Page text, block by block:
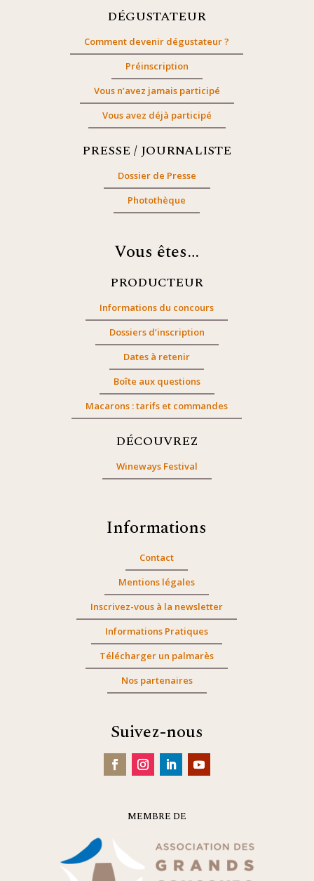
DÉGUSTATEUR
Comment devenir dégustateur ?
Préinscription
Vous n’avez jamais participé
Vous avez déjà participé
PRESSE / JOURNALISTE
Dossier de Presse
Photothèque
Vous êtes…
PRODUCTEUR
Informations du concours
Dossiers d’inscription
Dates à retenir
Boîte aux questions
Macarons : tarifs et commandes
DÉCOUVREZ
Wineways Festival
Informations
Contact
Mentions légales
Inscrivez-vous à la newsletter
Informations Pratiques
Télécharger un palmarès
Nos partenaires
Suivez-nous
MEMBRE DE